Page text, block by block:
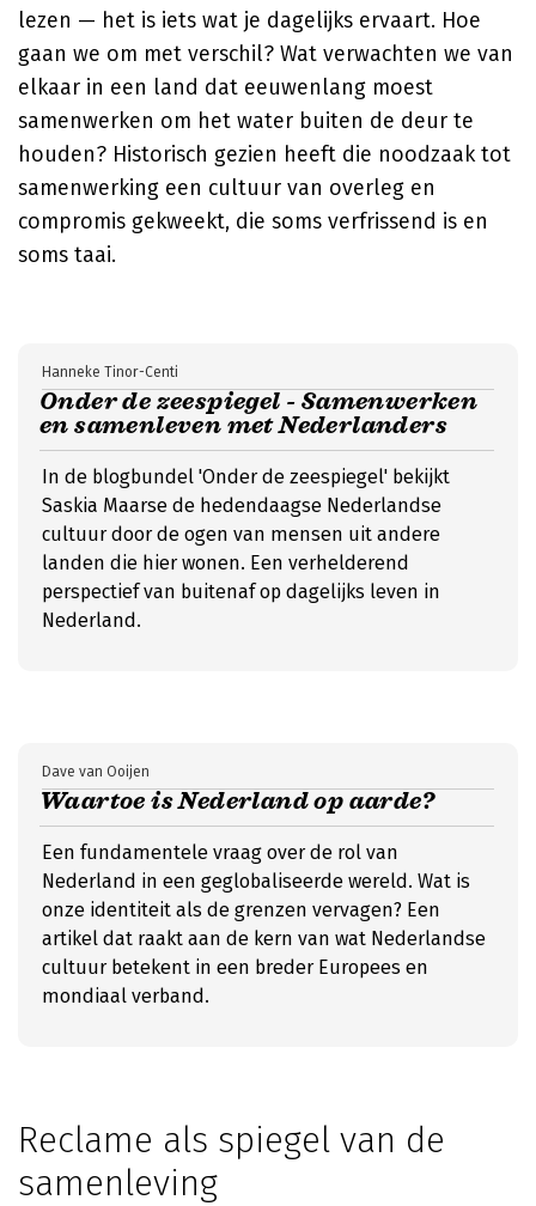
lezen — het is iets wat je dagelijks ervaart. Hoe
gaan we om met verschil? Wat verwachten we van
elkaar in een land dat eeuwenlang moest
samenwerken om het water buiten de deur te
houden? Historisch gezien heeft die noodzaak tot
samenwerking een cultuur van overleg en
compromis gekweekt, die soms verfrissend is en
soms taai.
Onder de zeespiegel - Samenwerken
en samenleven met Nederlanders
Hanneke Tinor-Centi
In de blogbundel 'Onder de zeespiegel' bekijkt
Saskia Maarse de hedendaagse Nederlandse
cultuur door de ogen van mensen uit andere
landen die hier wonen. Een verhelderend
perspectief van buitenaf op dagelijks leven in
Nederland.
Waartoe is Nederland op aarde?
Dave van Ooijen
Een fundamentele vraag over de rol van
Nederland in een geglobaliseerde wereld. Wat is
onze identiteit als de grenzen vervagen? Een
artikel dat raakt aan de kern van wat Nederlandse
cultuur betekent in een breder Europees en
mondiaal verband.
Reclame als spiegel van de
samenleving